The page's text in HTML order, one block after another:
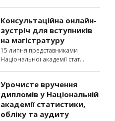
Консультаційна онлайн-
зустріч для вступників
на магістратуру
15 липня представниками
Національної академії стат
Урочисте вручення
дипломів у Національній
академії статистики,
обліку та аудиту